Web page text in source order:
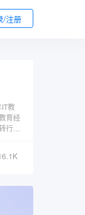
/注册
教
育经
，